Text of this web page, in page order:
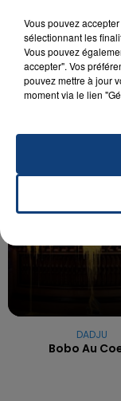
20 juillet 2026
UNE
OPÉRER DE
La famille a
reconnu sa
DADJU
Bobo Au
Vous pouvez
sélectionnant les
Vous pouvez
accepter". Vos
pouvez mettre à jour
moment via le lien